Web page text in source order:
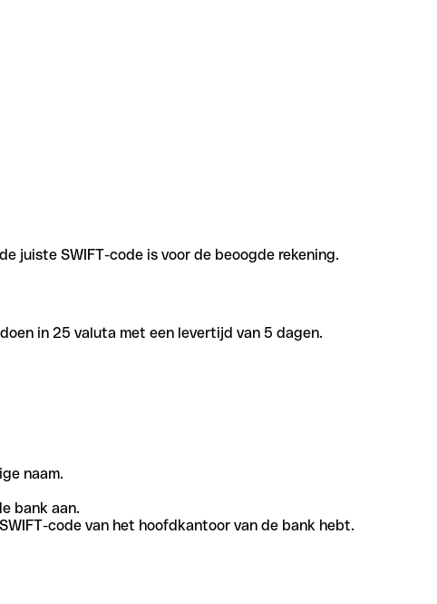
juiste SWIFT-code is voor de beoogde rekening.
in 25 valuta met een levertijd van 5 dagen.
naam.
bank aan.
code van het hoofdkantoor van de bank hebt.